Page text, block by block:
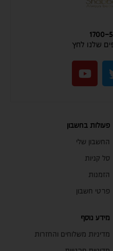
1700-
שלנו לחץ
פעולות בחשבון
החשבון שלי
סל קניות
הזמנות
פרטי חשבון
מידע נוסף
מדיניות משלוחים והחזרות